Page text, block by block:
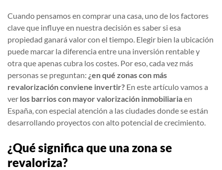
Cuando pensamos en comprar una casa, uno de los factores
clave que influye en nuestra decisión es saber si esa
propiedad ganará valor con el tiempo. Elegir bien la ubicación
puede marcar la diferencia entre una inversión rentable y
otra que apenas cubra los costes. Por eso, cada vez más
personas se preguntan: ¿en qué zonas con más
revalorización conviene invertir? En este artículo vamos a
ver los barrios con mayor valorización inmobiliariaen
España, con especial atención a las ciudades donde se están
desarrollando proyectos con alto potencial de crecimiento.
¿Qué significa que una zona se
revaloriza?